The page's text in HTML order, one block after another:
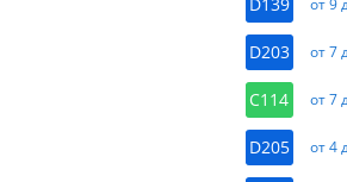
от 9
D203 от 7
C114 от 7
D205 от 4